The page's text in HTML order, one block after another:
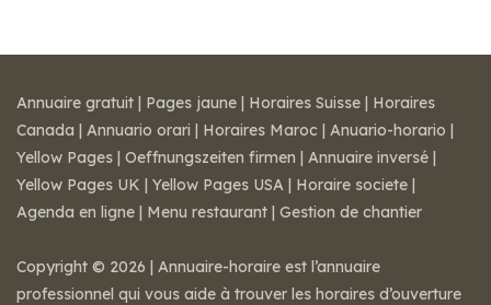
Annuaire gratuit | Pages jaune | Horaires Suisse | Horaires
Canada | Annuario orari | Horaires Maroc | Anuario-horario |
Yellow Pages | Oeffnungszeiten firmen | Annuaire inversé |
Yellow Pages UK | Yellow Pages USA | Horaire societe |
Agenda en ligne | Menu restaurant | Gestion de chantier
Copyright © 2026 | Annuaire-horaire est l’annuaire
professionnel qui vous aide à trouver les horaires d’ouverture